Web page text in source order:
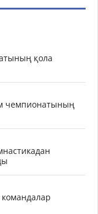
қола
чемпионатының